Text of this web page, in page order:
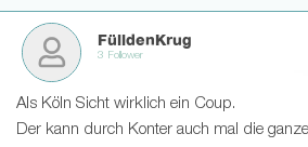
FülldenKrug
3 Follower
Als Köln Sicht wirklich ein Coup.
Der kann durch Konter auch mal die